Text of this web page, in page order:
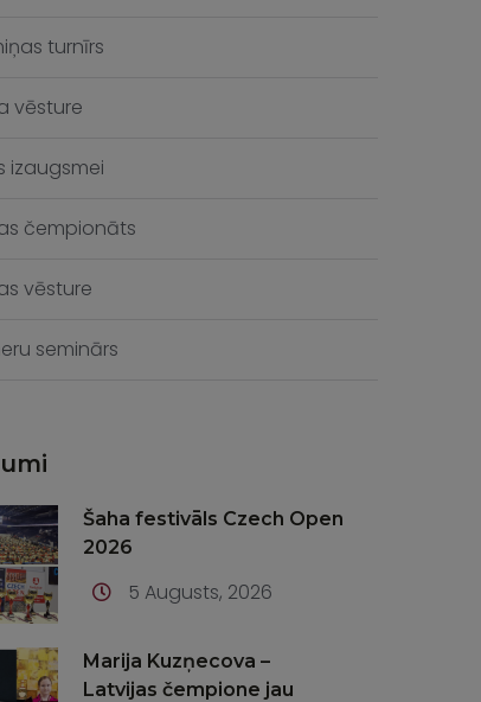
turnīrs
vēsture
izaugsmei
čempionāts
vēsture
seminārs
Šaha festivāls Czech Open
2026
5 Augusts, 2026
Marija Kuzņecova –
Latvijas čempione jau